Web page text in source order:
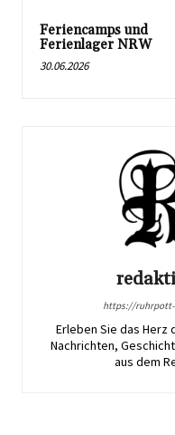
Feriencamps und
Ferienlager NRW
30.06.2026
https://ruhrpott-
Erleben Sie das Herz
Nachrichten,
aus dem